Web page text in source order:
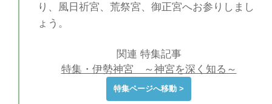
り、風日祈宮、荒祭宮、御正宮へお参りしまし
ょう。
関連 特集記事
特集・伊勢神宮 ～神宮を深く知る～
特集ページへ移動 >